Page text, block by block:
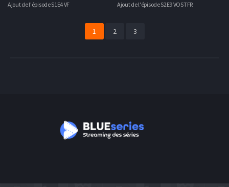
Ajout de l'épisode S1E4 VF Ajout de l'épisode S2E9 VOSTFR
1 2 3